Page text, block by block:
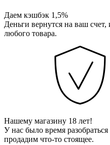
Даем кэшбэк 1,5%
Деньги вернутся на ваш
любого товара.
Нашему магазину 18 лет!
У нас было время
продадим что-то стоящее.